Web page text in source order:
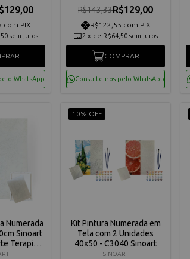
com PIX
sem juros
WhatsApp
R$143,33R$129,00
R$122,55 com PIX
2 x de R$64,50 sem juros
COMPRAR
Consulte-nos pelo WhatsApp
Numerada
Sinoart
Terapia -
10% OFF
Kit Pintura Numerada em
Tela com 2 Unidades
40x50 - C3040 Sinoart
SINOART